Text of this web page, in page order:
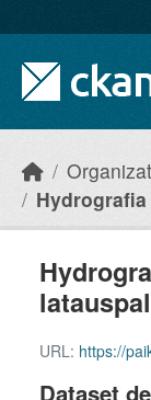
URL: https://
Dataset